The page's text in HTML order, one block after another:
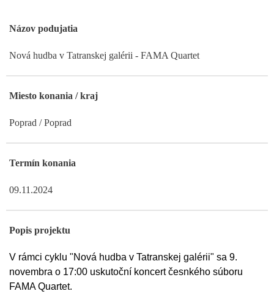
Názov podujatia
Nová hudba v Tatranskej galérii - FAMA Quartet
Miesto konania / kraj
Poprad / Poprad
Termín konania
09.11.2024
Popis projektu
V rámci cyklu "Nová hudba v Tatranskej galérii" sa 9.
novembra o 17:00 uskutoční koncert česnkého súboru
FAMA Quartet.